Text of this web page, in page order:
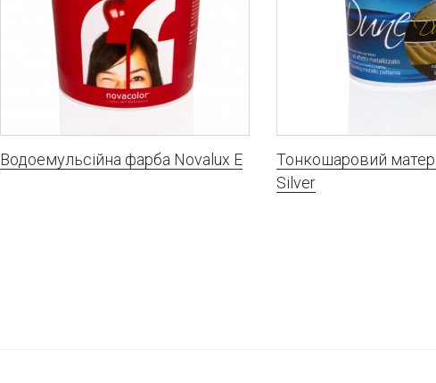
Водоемульсійна фарба Novalux E
Тонкошаровий
Silver